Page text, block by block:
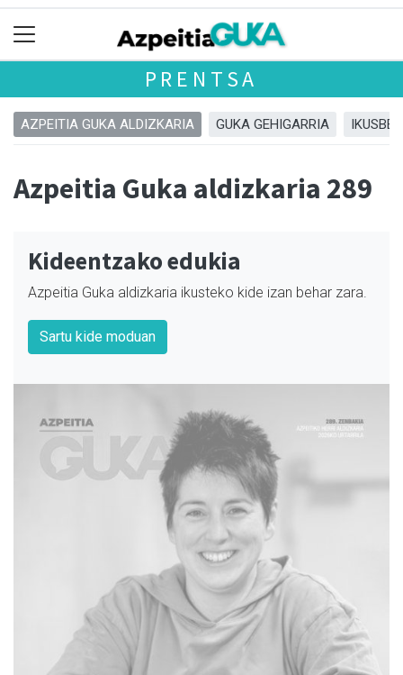
PRENTSA
AZPEITIA GUKA ALDIZKARIA GUKA GEHIGARRIA
Azpeitia Guka aldizkaria 289
Kideentzako edukia
Azpeitia Guka aldizkaria ikusteko kide izan behar zara.
Sartu kide moduan